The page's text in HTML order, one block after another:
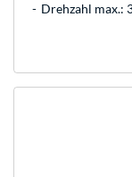
Drehzahl max.: